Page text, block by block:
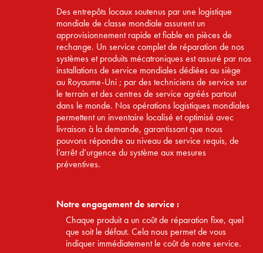
Des entrepôts locaux soutenus par une logistique
mondiale de classe mondiale assurent un
approvisionnement rapide et fiable en pièces de
rechange. Un service complet de réparation de nos
systèmes et produits mécatroniques est assuré par nos
installations de service mondiales dédiées au siège
au Royaume-Uni ; par des techniciens de service sur
le terrain et des centres de service agréés partout
dans le monde. Nos opérations logistiques mondiales
permettent un inventaire localisé et optimisé avec
livraison à la demande, garantissant que nous
pouvons répondre au niveau de service requis, de
l’arrêt d’urgence du système aux mesures
préventives.
Notre engagement de service :
Chaque produit a un coût de réparation fixe, quel
que soit le défaut. Cela nous permet de vous
indiquer immédiatement le coût de notre service.